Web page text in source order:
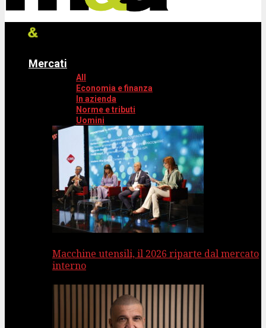
Mercati
All
Economia e finanza
In azienda
Norme e tributi
Uomini
Macchine utensili, il 2026 riparte dal mercato
interno